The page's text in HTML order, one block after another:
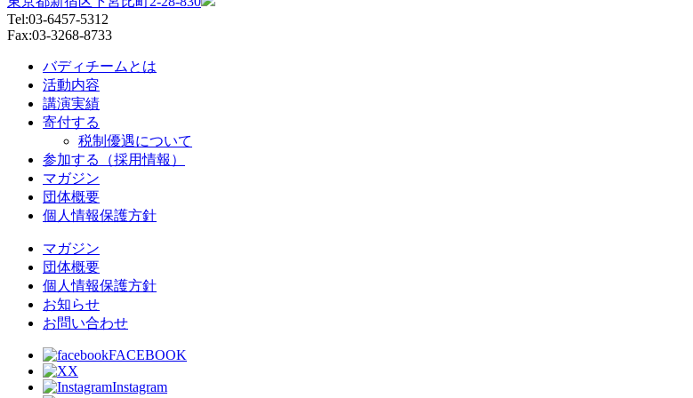
Tel:03-6457-5312
Fax:03-3268-8733
バディチームとは
活動内容
講演実績
寄付する
税制優遇について
参加する（採用情報）
マガジン
団体概要
個人情報保護方針
マガジン
団体概要
個人情報保護方針
お知らせ
お問い合わせ
FACEBOOK
X
Instagram